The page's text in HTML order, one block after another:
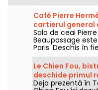
Café Pierre
cartierul general
Sala de ceai
Beaupassage
Paris. Deschis în
20:00, acest loc
iubitorii de
chiar brunch,
largă de bunătăți
Le Chien Fou,
deschide primul
Deja prezentă în